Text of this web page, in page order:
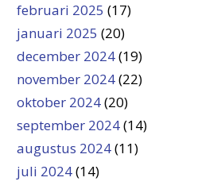
februari 2025 (17)
januari 2025 (20)
december 2024(19)
november 2024(22)
oktober 2024(20)
september 2024(14)
augustus 2024(11)
juli 2024(14)